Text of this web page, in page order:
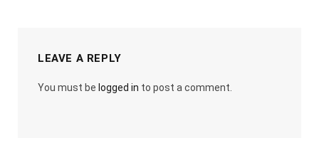
LEAVE A REPLY
You must be logged in to post a comment.